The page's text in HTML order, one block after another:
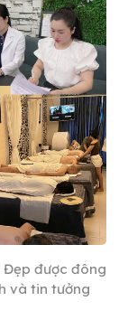
Đẹp được đông
và tin tưởng